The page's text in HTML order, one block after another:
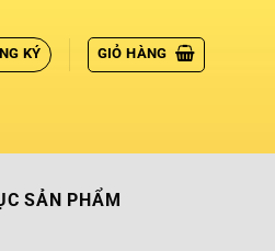
KÝ GIỎ HÀNG
SẢN PHẨM